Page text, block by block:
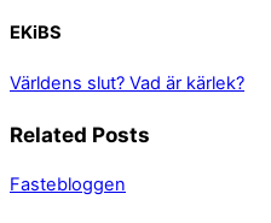
EKiBS
Världens slut? Vad är kärlek?
Related Posts
Fastebloggen